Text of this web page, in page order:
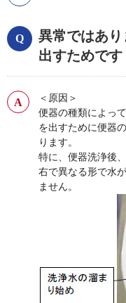
異常ではあ
出すためです
＜原因＞
便器の種類によっ
を出すために便器
ります。
特に、便器洗浄後
右で異なる形で水
ません。